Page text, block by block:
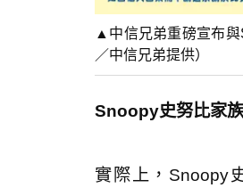
▲中信兄弟重磅宣布
／中信兄弟提供）
Snoopy史努比家
實際上，Snoopy